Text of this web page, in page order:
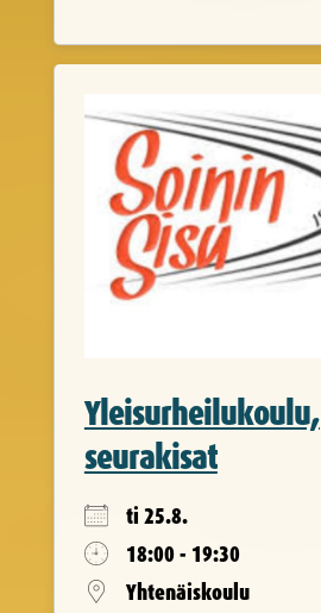
Yleisurheilukoulu,
seurakisat
ti 25.8.
18:00 - 19:30
Yhtenäiskoulu